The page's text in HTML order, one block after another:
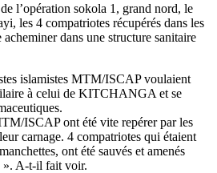
l’opération sokola 1, grand nord, le
les 4 compatriotes récupérés dans les
dans une structure sanitaire
islamistes MTM/ISCAP voulaient
à celui de KITCHANGA et se
ISCAP ont été vite repérer par les
carnage. 4 compatriotes qui étaient
ont été sauvés et amenés
». A-t-il fait voir.